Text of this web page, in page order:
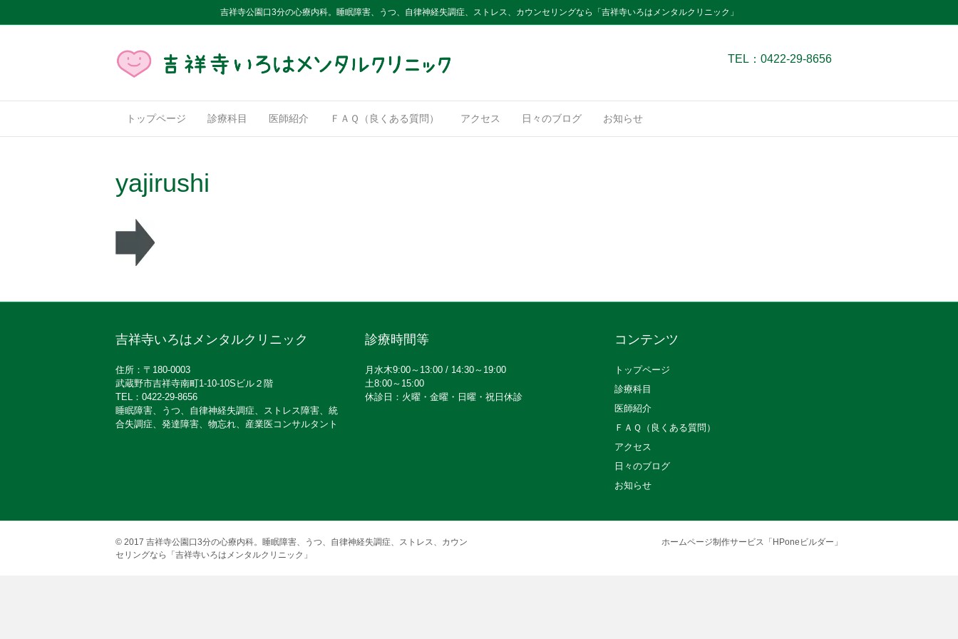
吉祥寺公園口3分の心療内科。睡眠障害、うつ、自律神経失調症、ストレス、カウンセリングなら「吉祥寺いろはメンタルクリニック」
TEL：0422-29-8656
トップページ 診療科目 医師紹介 ＦＡＱ（良くある質問） アクセス 日々のブログ お知らせ
yajirushi
吉祥寺いろはメンタルクリニック
住所：〒180-0003
武蔵野市吉祥寺南町1-10-10Sビル２階
TEL：0422-29-8656
睡眠障害、うつ、自律神経失調症、ストレス障害、統
合失調症、発達障害、物忘れ、産業医コンサルタント
診療時間等
月水木9:00～13:00 / 14:30～19:00
土8:00～15:00
休診日：火曜・金曜・日曜・祝日休診
コンテンツ
トップページ
診療科目
医師紹介
ＦＡＱ（良くある質問）
アクセス
日々のブログ
お知らせ
© 2017 吉祥寺公園口3分の心療内科。睡眠障害、うつ、自律神経失調症、ストレス、カウン
セリングなら「吉祥寺いろはメンタルクリニック」
ホームページ制作サービス「HPoneビルダー」